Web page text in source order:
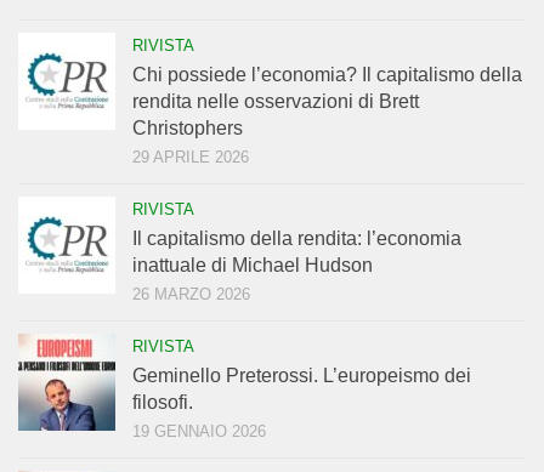
RIVISTA
Chi possiede l’economia? Il capitalismo della
rendita nelle osservazioni di Brett
Christophers
29 APRILE 2026
RIVISTA
Il capitalismo della rendita: l’economia
inattuale di Michael Hudson
26 MARZO 2026
RIVISTA
Geminello Preterossi. L’europeismo dei
filosofi.
19 GENNAIO 2026